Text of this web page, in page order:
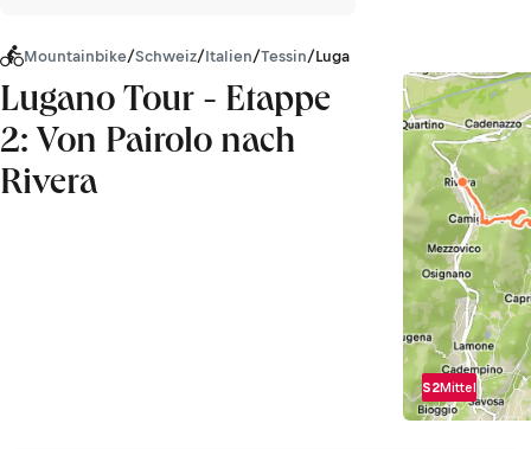
Mountainbike/Schweiz/Italien/Tessin/Luganer Alpen
Lugano Tour - Etappe
2: Von Pairolo nach
Rivera
S2Mittel